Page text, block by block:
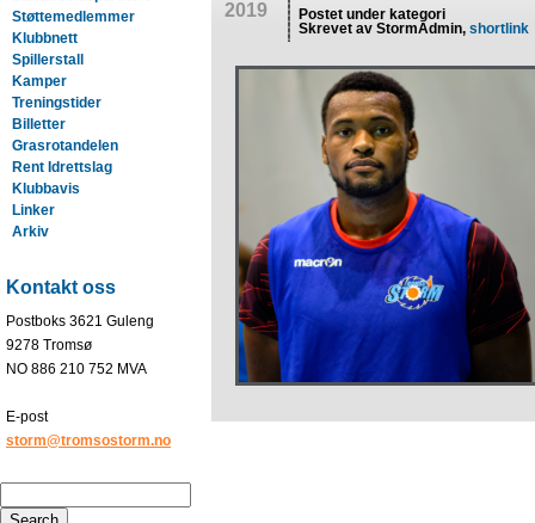
Støttemedlemmer
Klubbnett
Spillerstall
Kamper
Treningstider
Billetter
Grasrotandelen
Rent Idrettslag
Klubbavis
Linker
Arkiv
Kontakt oss
Postboks 3621 Guleng
9278 Tromsø
NO 886 210 752 MVA
E-post
storm@tromsostorm.no
2019
Postet under kategori
Skrevet av StormAdmin,shortlink